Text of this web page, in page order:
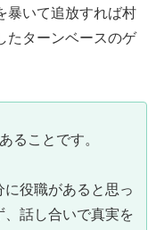
暴いて追放すれば村
たターンベースのゲ
ることです。
に役職があると思っ
話し合いで真実を